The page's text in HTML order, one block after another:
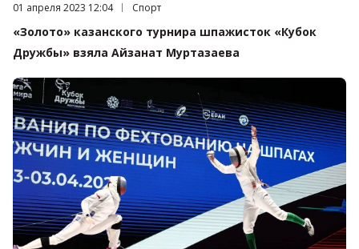
Дата публикации:
01 апреля 2023 12:04 Категория:
Спорт
«Золото» казанского турнира шпажисток «Кубок
Дружбы» взяла Айзанат Муртазаева